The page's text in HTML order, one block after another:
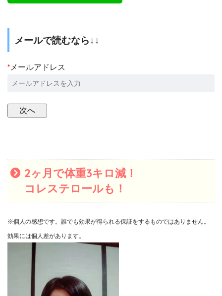
メールで読むなら↓↓
* メールアドレス
2ヶ月で体重3キロ減！
コレステロールも！
※個人の感想です。誰でも効果が得られる保証をするものではありません。
効果には個人差があります。